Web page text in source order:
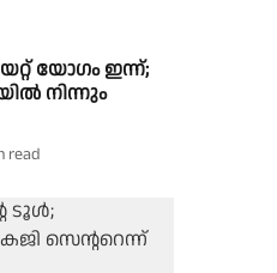
യോഗം ഇന്ന്;
നിന്നും
read